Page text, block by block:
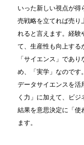
いった新しい視点が得
売戦略を立てれば売り
れると言えます。経験
て、生産性も向上する
「サイエンス」であ
め、「実学」なのです。
データサイエンスを活
く力」に加えて、ビ
結果を意思決定に「使
ます。